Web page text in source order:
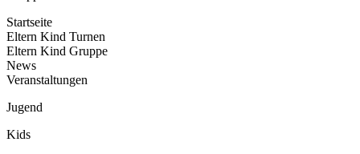
Startseite
Eltern Kind Turnen
Eltern Kind Gruppe
News
Veranstaltungen
Jugend
Kids